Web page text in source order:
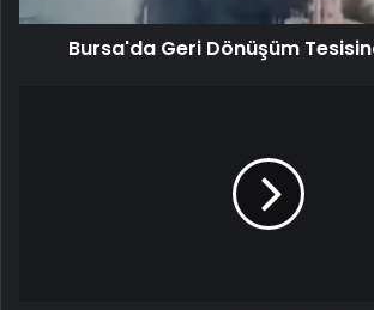
Bursa'da Geri Dönüşüm